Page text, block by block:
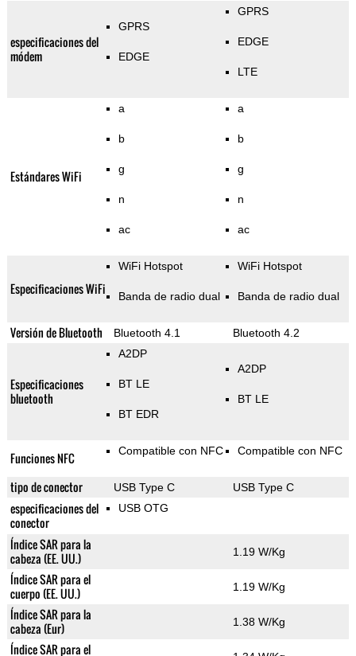
especificaciones del
módem
GPRS
EDGE
GPRS
EDGE
LTE
Estándares WiFi
a
b
g
n
ac
a
b
g
n
ac
Especificaciones WiFi
WiFi Hotspot
Banda de radio dual
WiFi Hotspot
Banda de radio dual
Versión de Bluetooth Bluetooth 4.1 Bluetooth 4.2
Especificaciones
bluetooth
A2DP
BT LE
BT EDR
A2DP
BT LE
Funciones NFC Compatible con NFC Compatible con NFC
tipo de conector USB Type C USB Type C
especificaciones del
conector
USB OTG
Índice SAR para la
cabeza (EE. UU.)
1.19 W/Kg
Índice SAR para el
cuerpo (EE. UU.)
1.19 W/Kg
Índice SAR para la
cabeza (Eur)
1.38 W/Kg
Índice SAR para el